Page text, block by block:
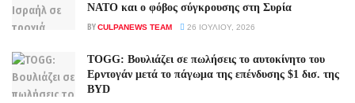
ΝΑΤΟ και ο φόβος σύγκρουσης στη Συρία
BYCULPANEWS TEAM 26 ΙΟΥΛΊΟΥ, 2026
TOGG: Βουλιάζει σε πωλήσεις το αυτοκίνητο του
Ερντογάν μετά το πάγωμα της επένδυσης $1 δισ. της
BYD